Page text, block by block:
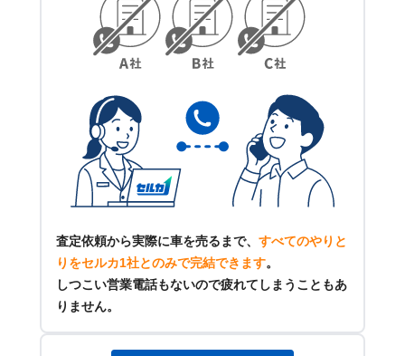
査定依頼から実際に車を売るまで、 すべてのやりと
りをセルカ1社とのみで完結できます。
しつこい営業電話もないので疲れてしまうこともあ
りません。